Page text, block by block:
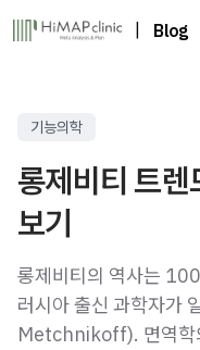
Blog
기능의학
롱제비티 트
보기
롱제비티의 역사는
러시아 출신 과학자가
Metchnikoff). 면역학